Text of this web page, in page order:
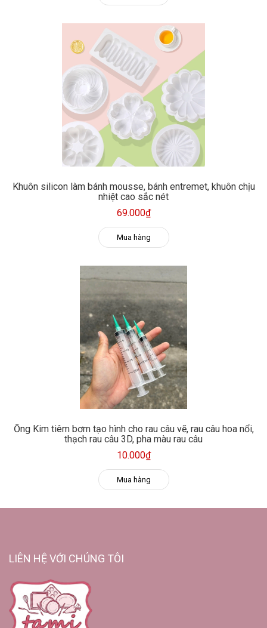
Khuôn silicon làm bánh mousse, bánh entremet, khuôn chịu
nhiệt cao sắc nét
69.000₫
Mua hàng
Ống Kim tiêm bơm tạo hình cho rau câu vẽ, rau câu hoa nổi,
thạch rau câu 3D, pha màu rau câu
10.000₫
Mua hàng
LIÊN HỆ VỚI CHÚNG TÔI